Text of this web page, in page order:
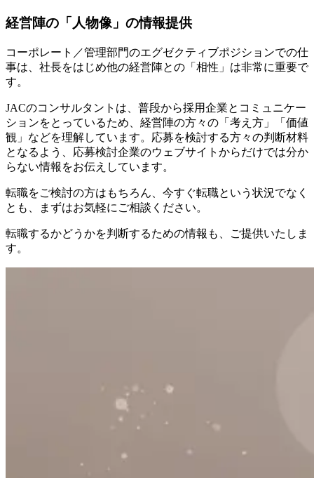
経営陣の「人物像」の情報提供
コーポレート／管理部門のエグゼクティブポジションでの仕
事は、社長をはじめ他の経営陣との「相性」は非常に重要で
す。
JACのコンサルタントは、普段から採用企業とコミュニケー
ションをとっているため、経営陣の方々の「考え方」「価値
観」などを理解しています。応募を検討する方々の判断材料
となるよう、応募検討企業のウェブサイトからだけでは分か
らない情報をお伝えしています。
転職をご検討の方はもちろん、今すぐ転職という状況でなく
とも、まずはお気軽にご相談ください。
転職するかどうかを判断するための情報も、ご提供いたしま
す。